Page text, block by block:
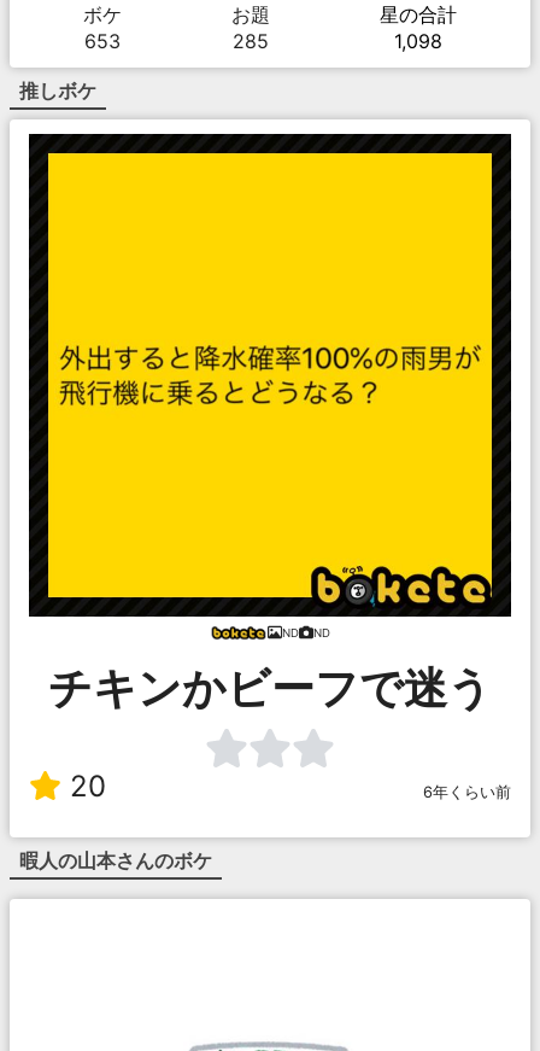
ボケ
653
お題
285
星の合計
1,098
推しボケ
ND ND
チキンかビーフで迷う
20 6年くらい前
暇人の山本さんのボケ